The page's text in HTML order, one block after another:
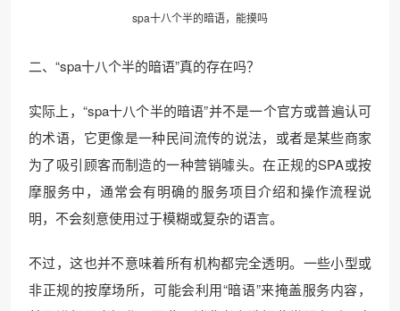
spa十八个半的暗语，能摸吗
二、“spa十八个半的暗语”真的存在吗？
实际上，“spa十八个半的暗语”并不是一个官方或普遍认可
的术语，它更像是一种民间流传的说法，或者是某些商家
为了吸引顾客而制造的一种营销噱头。在正规的SPA或按
摩服务中，通常会有明确的服务项目介绍和操作流程说
明，不会刻意使用过于模糊或复杂的语言。
不过，这也并不意味着所有机构都完全透明。一些小型或
非正规的按摩场所，可能会利用“暗语”来掩盖服务内容，